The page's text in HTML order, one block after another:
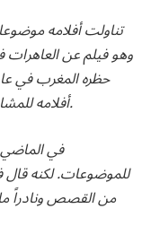
تناولت أفلامه
أفلامه للمشاركة في جائزة الأوسكار لأفضل فيلم دولي.
في
للموضوعات. لكنه
من القصص ونادراً